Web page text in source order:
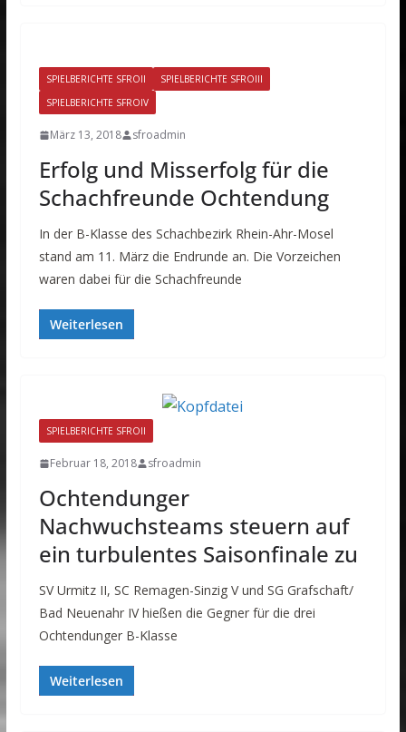
SPIELBERICHTE SFROII
SPIELBERICHTE SFROIII
SPIELBERICHTE SFROIV
März 13, 2018 sfroadmin
Erfolg und Misserfolg für die
Schachfreunde Ochtendung
In der B-Klasse des Schachbezirk Rhein-Ahr-Mosel
stand am 11. März die Endrunde an. Die Vorzeichen
waren dabei für die Schachfreunde
Weiterlesen
SPIELBERICHTE SFROII
Februar 18, 2018 sfroadmin
Ochtendunger
Nachwuchsteams steuern auf
ein turbulentes Saisonfinale zu
SV Urmitz II, SC Remagen-Sinzig V und SG Grafschaft/
Bad Neuenahr IV hießen die Gegner für die drei
Ochtendunger B-Klasse
Weiterlesen